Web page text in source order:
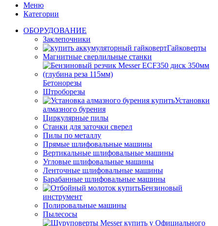
Меню
Категории
ОБОРУДОВАНИЕ
Заклепочники
Гайковерты
Магнитные сверлильные станки
Бетонорезы
Штроборезы
Установки
алмазного бурения
Циркулярные пилы
Станки для заточки сверел
Пилы по металлу
Прямые шлифовальные машины
Вертикальные шлифовальные машины
Угловые шлифовальные машины
Ленточные шлифовальные машины
Барабанные шлифовальные машины
Бензиновый
инструмент
Полировальные машины
Пылесосы